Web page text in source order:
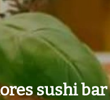
sushi bar